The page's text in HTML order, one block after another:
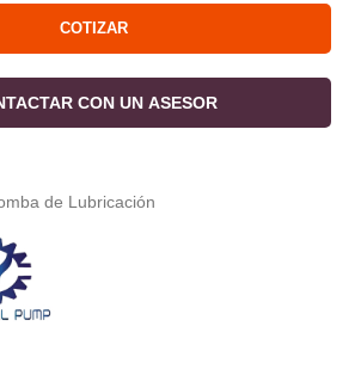
COTIZAR
CON UN ASESOR
de Lubricación